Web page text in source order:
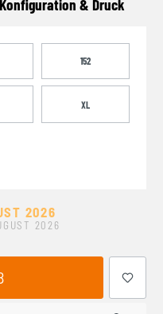
Konfiguration & Druck
152
XL
2026
2026
die Schaltflächen